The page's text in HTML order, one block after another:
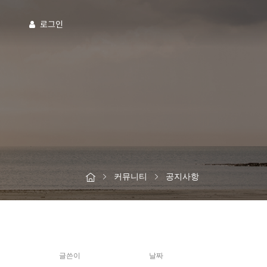
로그인
커뮤니티 공지사항
글쓴이 날짜